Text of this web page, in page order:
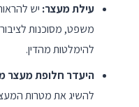
עילת מעצר: יש
משפט, מסוכנות
להימלטות מהדין.
היעדר חלופת מעצר
להשיג את מטרות